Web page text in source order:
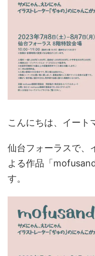
こんにちは、イート
仙台フォーラスで、
よる作品「
す。